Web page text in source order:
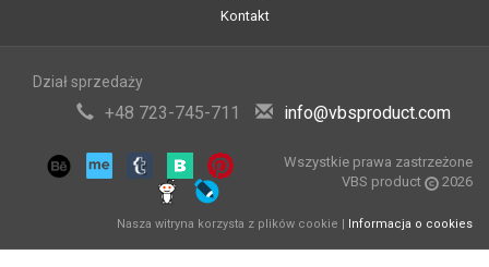
Kontakt
Dział sprzedaży
+48 723-745-711 info@vbsproduct.com
Wszystkie prawa zastrzeżone
VBS product
2026
Nasza witryna korzysta z plików cookie | Informacja o cookies